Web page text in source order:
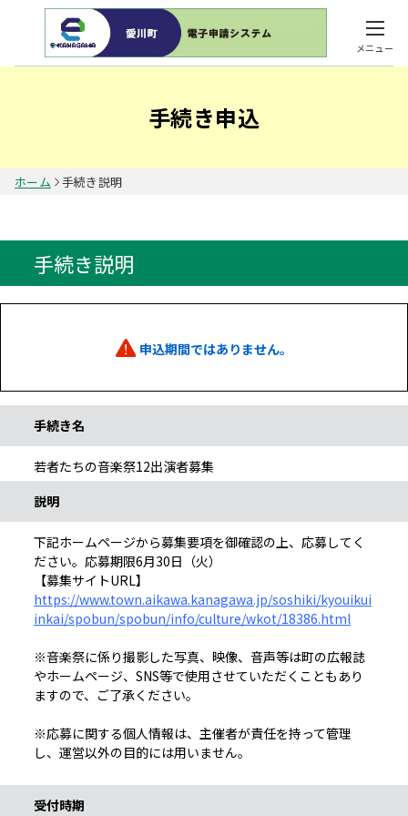
メニュー
手続き申込
ホーム 手続き説明
手続き説明
申込期間ではありません。
手続き名
若者たちの音楽祭12出演者募集
説明
下記ホームページから募集要項を御確認の上、応募してく
ださい。応募期限6月30日（火）
【募集サイトURL】
https://www.town.aikawa.kanagawa.jp/soshiki/kyouikui
inkai/spobun/spobun/info/culture/wkot/18386.html
※音楽祭に係り撮影した写真、映像、音声等は町の広報誌
やホームページ、SNS等で使用させていただくこともあり
ますので、ご了承ください。
※応募に関する個人情報は、主催者が責任を持って管理
し、運営以外の目的には用いません。
受付時期